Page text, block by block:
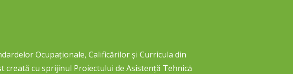
Ocupaționale, Calificărilor și Curricula din
cu sprijinul Proiectului de Asistență Tehnică